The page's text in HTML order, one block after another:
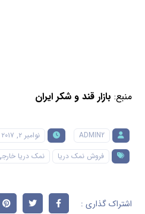
منبع: بازار قند و شکر ایران
ADMIN2 نوامبر ۲, ۲۰۱۷
فروش نمک دریا
نمک دریا